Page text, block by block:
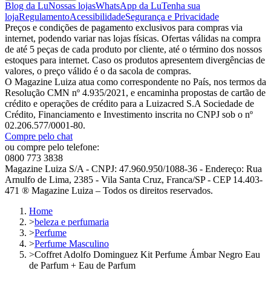
Blog da LuNossas lojasWhatsApp da LuTenha sua
lojaRegulamentoAcessibilidadeSegurança e Privacidade
Preços e condições de pagamento exclusivos para compras via
internet, podendo variar nas lojas físicas. Ofertas válidas na compra
de até 5 peças de cada produto por cliente, até o término dos nossos
estoques para internet. Caso os produtos apresentem divergências de
valores, o preço válido é o da sacola de compras.
O Magazine Luiza atua como correspondente no País, nos termos da
Resolução CMN nº 4.935/2021, e encaminha propostas de cartão de
crédito e operações de crédito para a Luizacred S.A Sociedade de
Crédito, Financiamento e Investimento inscrita no CNPJ sob o nº
02.206.577/0001-80.
Compre pelo chat
ou compre pelo telefone:
0800 773 3838
Magazine Luiza S/A - CNPJ: 47.960.950/1088-36 - Endereço: Rua
Arnulfo de Lima, 2385 - Vila Santa Cruz, Franca/SP - CEP 14.403-
471 ® Magazine Luiza – Todos os direitos reservados.
Home
>beleza e perfumaria
>Perfume
>Perfume Masculino
>Coffret Adolfo Dominguez Kit Perfume Ámbar Negro Eau
de Parfum + Eau de Parfum